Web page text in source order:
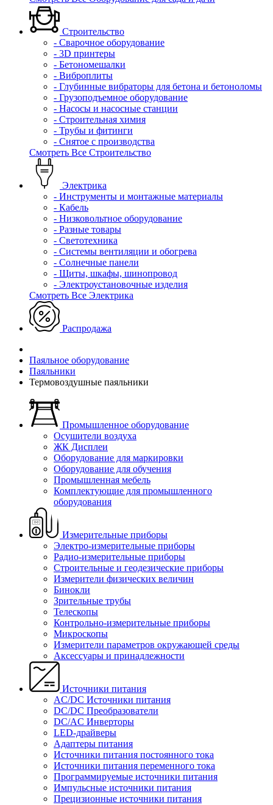
Строительство
- Сварочное оборудование
- 3D принтеры
- Бетономешалки
- Виброплиты
- Глубинные вибраторы для бетона и бетоноломы
- Грузоподъемное оборудование
- Насосы и насосные станции
- Строительная химия
- Трубы и фитинги
- Снятое с производства
Смотреть Все Строительство
Электрика
- Инструменты и монтажные материалы
- Кабель
- Низковольтное оборудование
- Разные товары
- Светотехника
- Системы вентиляции и обогрева
- Солнечные панели
- Щиты, шкафы, шинопровод
- Электроустановочные изделия
Смотреть Все Электрика
Распродажа
Паяльное оборудование
Паяльники
Термовоздушные паяльники
Промышленное оборудование
Осушители воздуха
ЖК Дисплеи
Оборудование для маркировки
Оборудование для обучения
Промышленная мебель
Комплектующие для промышленного
оборудования
Измерительные приборы
Электро-измерительные приборы
Радио-измерительные приборы
Строительные и геодезические приборы
Измерители физических величин
Бинокли
Зрительные трубы
Телескопы
Контрольно-измерительные приборы
Микроскопы
Измерители параметров окружающей среды
Аксессуары и принадлежности
Источники питания
AC/DC Источники питания
DC/DC Преобразователи
DC/AC Инверторы
LED-драйверы
Адаптеры питания
Источники питания постоянного тока
Источники питания переменного тока
Программируемые источники питания
Импульсные источники питания
Прецизионные источники питания